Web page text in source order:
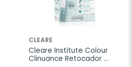
CLEARE
Cleare Institute Colour
Clinuance Retocador